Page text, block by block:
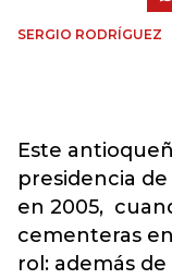
SERGIO RODRÍGUEZ
Este
presidencia
en 2005,
cementeras
rol: además